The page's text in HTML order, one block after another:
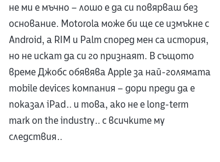
не ми е мъчно – лошо е да си повярваш без
основание. Motorola може би ще се измъкне с
Android, а RIM и Palm според мен са история,
но не искат да си го признаят. В същото
време Джобс обявява Apple за най-голямата
mobile devices компания – дори преди да е
показал iPad… и това, ако не е long-term
mark on the industry… с всичките му
следствия…